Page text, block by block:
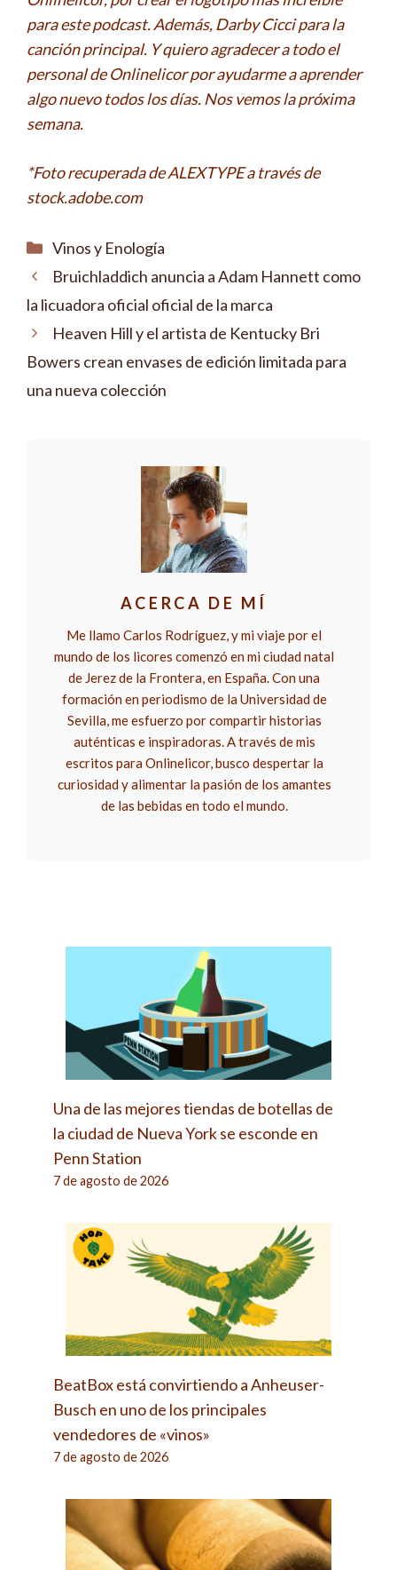
para este podcast. Además, Darby Cicci para la
canción principal. Y quiero agradecer a todo el
personal de Onlinelicor por ayudarme a aprender
algo nuevo todos los días. Nos vemos la próxima
semana.
*Foto recuperada de ALEXTYPE a través de
stock.adobe.com
Categorías
Vinos y Enología
Bruichladdich anuncia a Adam Hannett como
la licuadora oficial oficial de la marca
Heaven Hill y el artista de Kentucky Bri
Bowers crean envases de edición limitada para
una nueva colección
ACERCA DE MÍ
Me llamo Carlos Rodríguez, y mi viaje por el
mundo de los licores comenzó en mi ciudad natal
de Jerez de la Frontera, en España. Con una
formación en periodismo de la Universidad de
Sevilla, me esfuerzo por compartir historias
auténticas e inspiradoras. A través de mis
escritos para Onlinelicor, busco despertar la
curiosidad y alimentar la pasión de los amantes
de las bebidas en todo el mundo.
Una de las mejores tiendas de botellas de
la ciudad de Nueva York se esconde en
Penn Station
7 de agosto de 2026
BeatBox está convirtiendo a Anheuser-
Busch en uno de los principales
vendedores de «vinos»
7 de agosto de 2026